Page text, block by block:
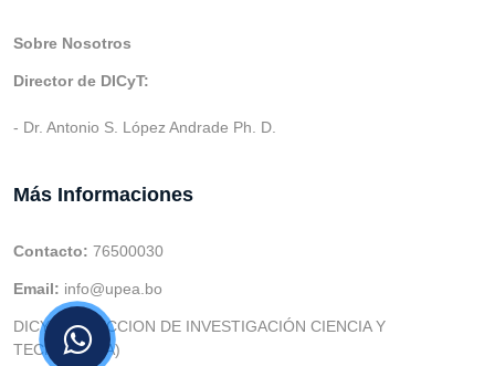
Sobre Nosotros
Director de DICyT:
- Dr. Antonio S. López Andrade Ph. D.
Más Informaciones
Contacto: 76500030
Email: info@upea.bo
DICYT (DIRECCION DE INVESTIGACIÓN CIENCIA Y
TECNOLOGIA)